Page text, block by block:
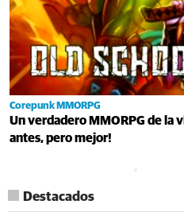
Corepunk MMORPG
Un verdadero MMORPG de la
antes, pero mejor!
Destacados